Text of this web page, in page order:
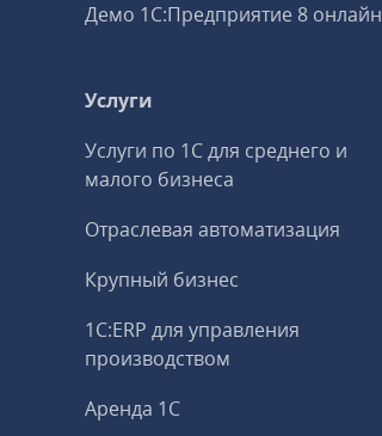
Демо 1С:Предприятие 8 онлайн
Услуги
Услуги по 1С для среднего и
малого бизнеса
Отраслевая автоматизация
Крупный бизнес
1С:ERP для управления
производством
Аренда 1С